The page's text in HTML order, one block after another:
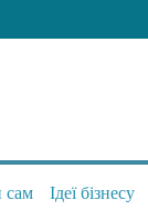
сам Ідеї бізнесу